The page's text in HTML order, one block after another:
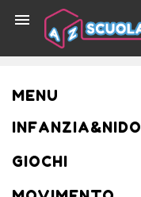

MENU
INFANZIA&NIDO
GIOCHI